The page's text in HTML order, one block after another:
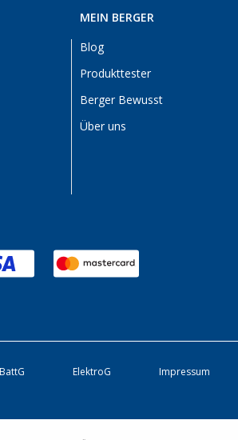
MEIN BERGER
Blog
Produkttester
Berger Bewusst
Über uns
BattG ElektroG Impressum